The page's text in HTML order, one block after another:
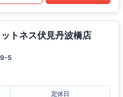
トネス伏見丹波橋店
5
定休日